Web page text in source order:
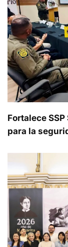
Fortalece
para la